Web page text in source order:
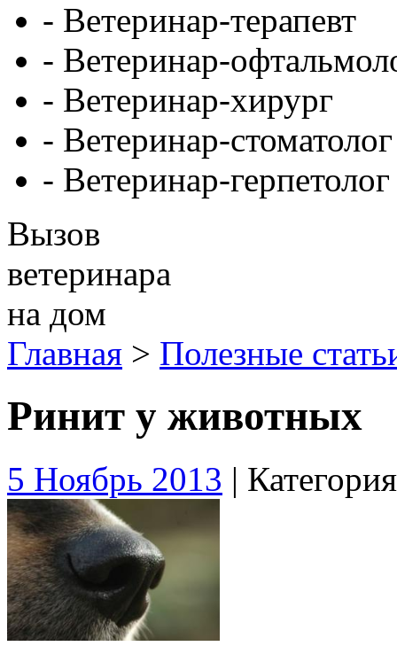
- Ветеринар-терапевт
- Ветеринар-
- Ветеринар-хирург
- Ветеринар-стоматолог
- Ветеринар-герпетолог
Вызов
ветеринара
на дом
Главная > Полезные
Ринит у животных
5 Ноябрь 2013 |